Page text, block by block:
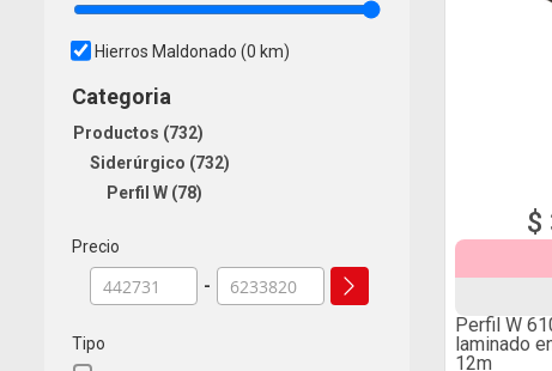
Hierros Maldonado (0 km)
Categoria
Productos
732
Siderúrgico
732
Perfil W 78
Precio
-
Tipo
$
Perfil W
laminado
12m